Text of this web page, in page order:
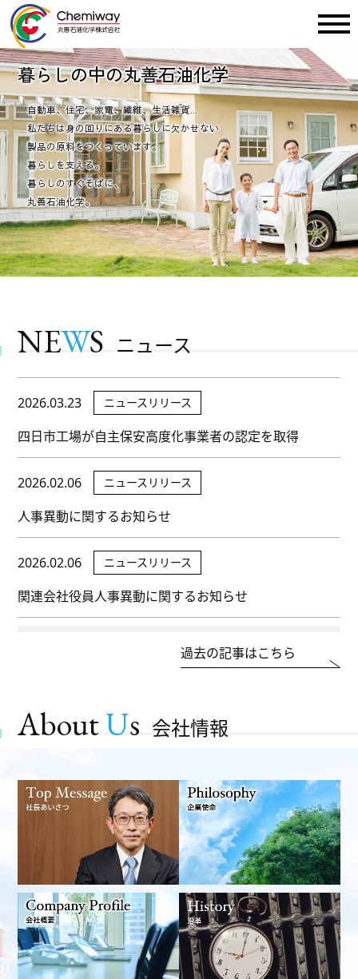
暮らしの中の丸善石油化学
自動車、住宅、家電、繊維、生活雑貨 ..
私たちは身の回りにある暮らしに欠かせない
製品の原料をつくっています。
暮らしを支える。
暮らしのすぐそばに、
丸善石油化学。
NEWS ニュース
2026.03.23 ニュースリリース
四日市工場が自主保安高度化事業者の認定を取得
2026.02.06 ニュースリリース
人事異動に関するお知らせ
2026.02.06 ニュースリリース
関連会社役員人事異動に関するお知らせ
過去の記事はこちら
AboutUs 会社情報